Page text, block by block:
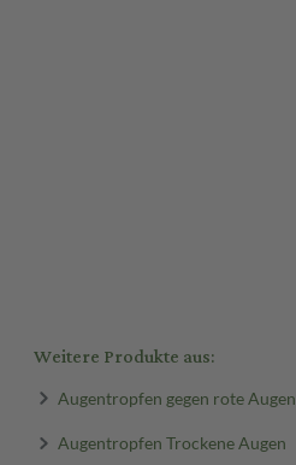
Weitere Produkte aus:
Augentropfen gegen rote Augen
Augentropfen Trockene Augen